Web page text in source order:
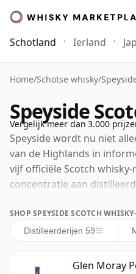
Schotland Ierland
Home/Schotse whisky/
Speyside
Vergelijk meer dan 3.000
Speyside wordt nu niet
van de Highlands in
vijf officiële Scotch
concentratie aan
fruitige stijlen hebben het
kerngebied van single malt
drinkers wereldwijd. Deze
kwam in de negentiende
SHOP SPEYSIDE SCOTCH
Distilleerderijen 59
Glen Moray